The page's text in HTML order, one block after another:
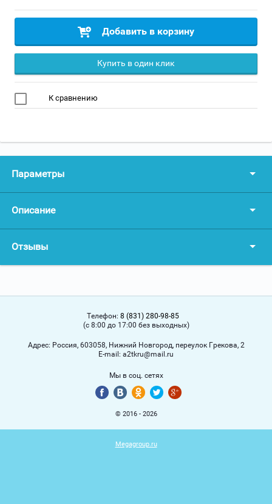
Добавить в корзину
Купить в один клик
К сравнению
Параметры
Описание
Отзывы
Телефон: 8 (831) 280-98-85
(с 8:00 до 17:00 без выходных)
Адрес: Россия, 603058, Нижний Новгород, переулок Грекова, 2
Е-mail: a2tkru@mail.ru
Мы в соц. сетях
© 2016 - 2026
Megagroup.ru